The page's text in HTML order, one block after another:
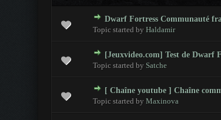
Dwarf Fortress Communauté
Topic started by Haldamir
0 Votes - 0 sur 5 en
12 34
[Jeuxvideo.com] Test de Dwarf
Topic started by Satche
0 Votes - 0 sur 5 en
12 3 4
[ Chaîne youtube ] Chaîne
Topic started by Maxinova
0 Votes - 0 sur 5 en
1234